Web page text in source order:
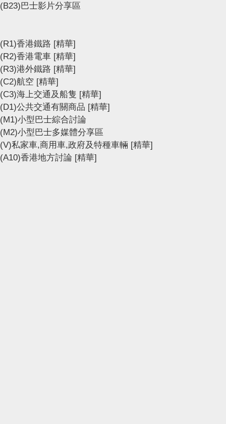
(B23)巴士影片分享區
(R1)香港鐵路 [精華]
(R2)香港電車 [精華]
(R3)港外鐵路 [精華]
(C2)航空 [精華]
(C3)海上交通及船隻 [精華]
(D1)公共交通有關商品 [精華]
(M1)小型巴士綜合討論
(M2)小型巴士多媒體分享區
(V)私家車,商用車,政府及特種車輛 [精華]
(A10)香港地方討論 [精華]